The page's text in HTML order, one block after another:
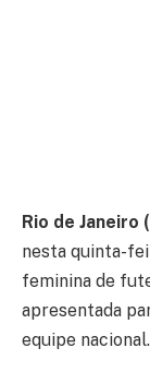
Rio de Janeiro
nesta quinta-
feminina de
apresentada
equipe nacional.